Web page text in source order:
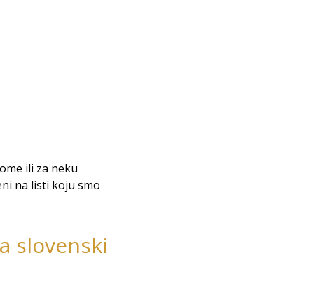
ili za neku
na listi koju smo
slovenski